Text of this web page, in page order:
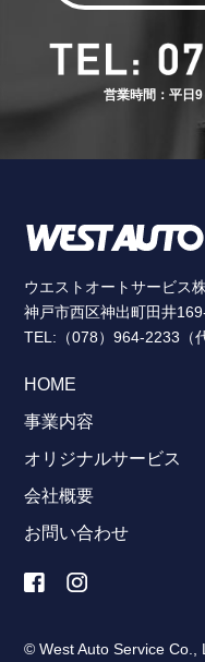
営業時間：平日
ウエストオートサービス
神戸市西区神出町田井
TEL:（078）964-2233（
HOME
事業内容
オリジナルサービス
会社概要
お問い合わせ
© West Auto Service Co.,